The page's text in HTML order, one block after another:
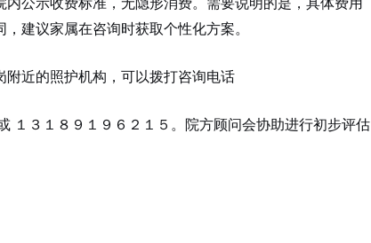
公示收费标准，无隐形消费。需要说明的是，具体费用
建议家属在咨询时获取个性化方案。
近的照护机构，可以拨打咨询电话
１３１８９１９６２１５。院方顾问会协助进行初步评估